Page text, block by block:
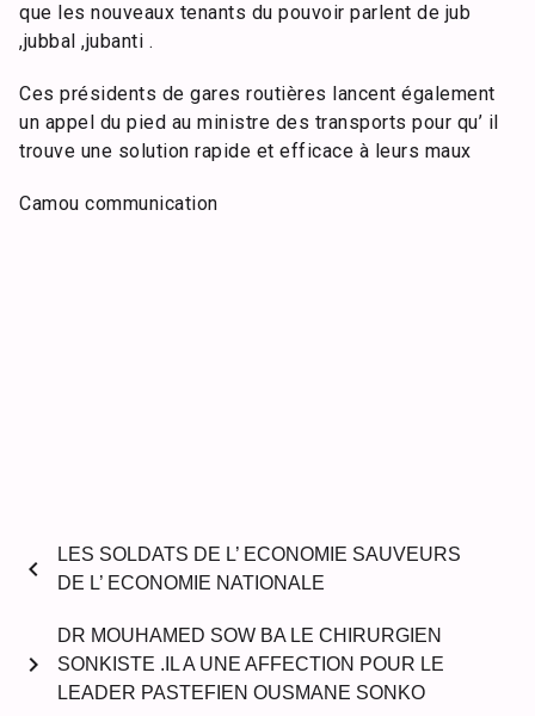
que les nouveaux tenants du pouvoir parlent de jub
,jubbal ,jubanti .
Ces présidents de gares routières lancent également
un appel du pied au ministre des transports pour qu’ il
trouve une solution rapide et efficace à leurs maux
Camou communication
chevron_left
LES SOLDATS DE L’ ECONOMIE SAUVEURS
DE L’ ECONOMIE NATIONALE
DR MOUHAMED SOW BA LE CHIRURGIEN
SONKISTE .IL A UNE AFFECTION POUR LE
LEADER PASTEFIEN OUSMANE SONKO
chevron_right